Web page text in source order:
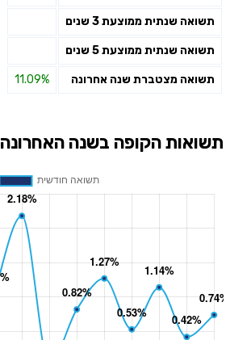
תשואה שנתית ממוצעת 3 שנים
תשואה שנתית ממוצעת 5 שנים
תשואה מצטברת שנה אחרונה 11.09%
תשואות הקופה בשנה האחרונה